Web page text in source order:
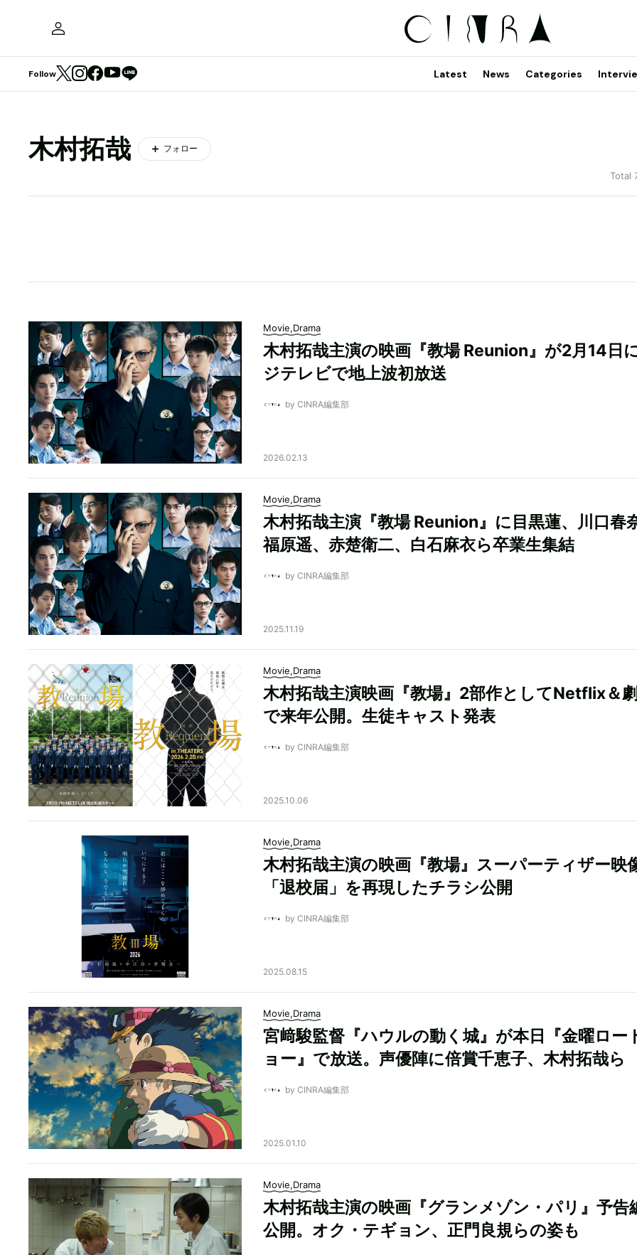
Follow Latest News Categories
木村拓哉 フォロー
Total
Movie,Drama
木村拓哉主演の映画『教場 Reunion』が2月14日
ジテレビで地上波初放送
by CINRA編集部
2026.02.13
Movie,Drama
木村拓哉主演『教場 Reunion』に目黒蓮、川口春奈
福原遥、赤楚衛二、白石麻衣ら卒業生集結
by CINRA編集部
2025.11.19
Movie,Drama
木村拓哉主演映画『教場』2部作としてNetflix＆
で来年公開。生徒キャスト発表
by CINRA編集部
2025.10.06
Movie,Drama
木村拓哉主演の映画『教場』スーパーティザー映
「退校届」を再現したチラシ公開
by CINRA編集部
2025.08.15
Movie,Drama
宮﨑駿監督『ハウルの動く城』が本日『金曜ロー
ョー』で放送。声優陣に倍賞千恵子、木村拓哉ら
by CINRA編集部
2025.01.10
Movie,Drama
木村拓哉主演の映画『グランメゾン・パリ』予告
公開。オク・テギョン、正門良規らの姿も